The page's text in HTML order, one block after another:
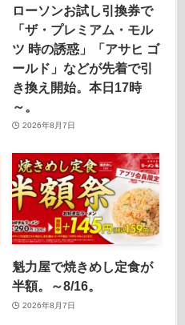
ローソンお試し引換券で
「ザ・プレミアム・モル
ツ 時の誘惑」「アサヒ ゴ
ールド」などが先着で引
き換え開始。本日17時
～。
2026年8月7日
魁力屋で焼きめし定食が
半額。～8/16。
2026年8月7日